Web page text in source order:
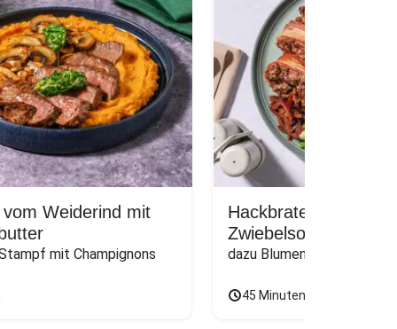
Weiderind mit
mit Champignons
Hackbraten im
Zwiebelsoße
dazu Blumenkohl und
45 Minuten